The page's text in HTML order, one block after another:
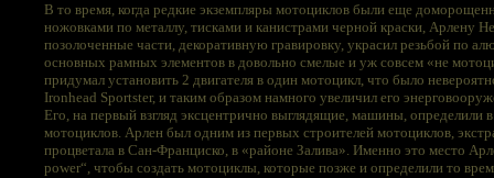
В то время, когда редкие экземпляры мотоциклов были еще
ножовками по металлу, тисками и канистрами черной краски, Арлену
позолоченные части, декоративную гравировку, украсил резьбой по
основных рамных элементов в довольно смелые и уж совсем «не
придумал установить 2 двигателя в один мотоцикл, что было
Ironhead Sportster, и таким образом намного увеличил его
Его, на первый взгляд эксцентрично выглядящие, машины, определили
мотоциклов. Арлен был одним из первых строителей мотоциклов,
процветала в Сан-Франциско, в «районе Залива». Именно это место
power“, чтобы создать мотоциклы, которые позже и определили то